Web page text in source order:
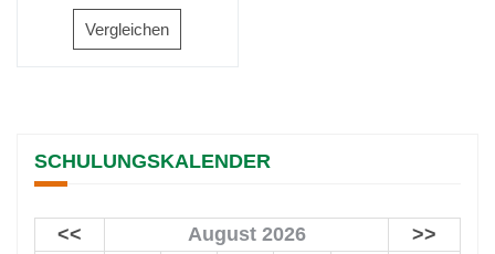
Vergleichen
SCHULUNGSKALENDER
<< August 2026 >>